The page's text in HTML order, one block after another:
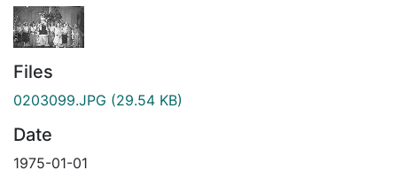
Files
0203099.JPG (29.54 KB)
Date
1975-01-01